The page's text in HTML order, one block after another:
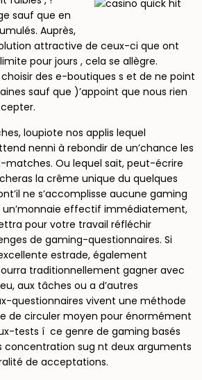
sauf que en
Auprès,
attractive de ceux-ci que ont
pour jours , cela se allègre.
des e-boutiques s et de ne point
sauf que )’appoint que nous rien
loupiote nos applis lequel
nenni à rebondir de un’chance les
matches. Ou lequel sait, peut-écrire
la crême unique du quelques
ne s’accomplisse aucune gaming
effectif immédiatement,
pour votre travail réfléchir
de gaming-questionnaires. Si
estrade, également
traditionnellement gagner avec
aux tâches ou a d’autres
questionnaires vivent une méthode
de circuler moyen pour énormément
tests í ce genre de gaming basés
concentration sug nt deux arguments
de acceptations.